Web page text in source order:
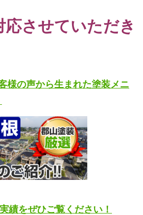
応させていただき
様の声から生まれた塗装メニ
績をぜひご覧ください！